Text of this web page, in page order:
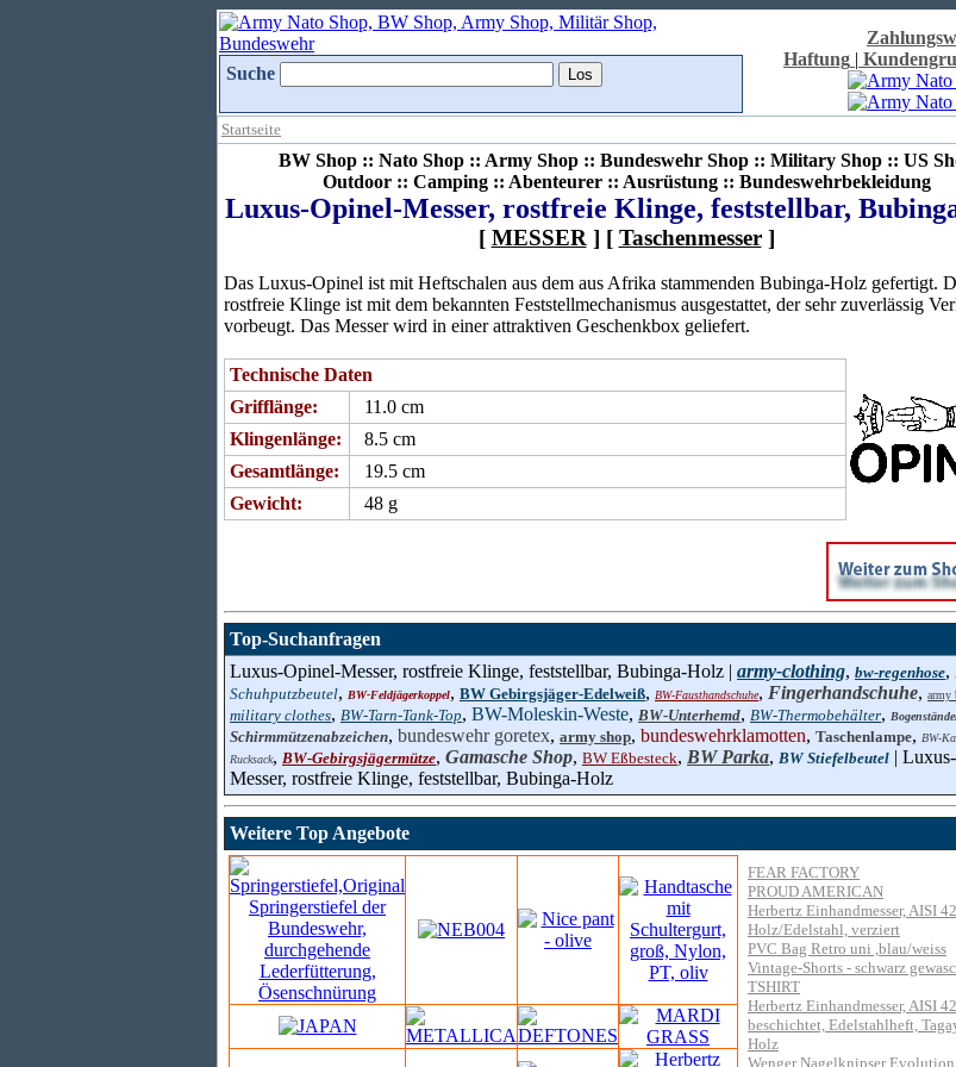
Suche
Haftung |
Startseite
BW Shop :: Nato Shop :: Army Shop :: Bundeswehr Shop :: Military Shop :: US
Outdoor :: Camping :: Abenteurer :: Ausrüstung :: Bundeswehrbekleidung
Luxus-Opinel-Messer, rostfreie Klinge, feststellbar,
[ MESSER ] [ Taschenmesser]
Das Luxus-Opinel ist mit Heftschalen aus dem aus Afrika stammenden Bubinga-Holz gefertigt.
rostfreie Klinge ist mit dem bekannten Feststellmechanismus ausgestattet, der sehr zuverlässig
vorbeugt. Das Messer wird in einer attraktiven Geschenkbox geliefert.
Technische Daten
Grifflänge:
11.0 cm
Klingenlänge:
8.5 cm
Gesamtlänge:
19.5 cm
Gewicht:
48 g
Top-Suchanfragen
Luxus-Opinel-Messer, rostfreie Klinge, feststellbar, Bubinga-Holz | army-clothing, bw-regenhose,
Schuhputzbeutel, BW-Feldjägerkoppel, BW Gebirgsjäger-Edelweiß, BW-Fausthandschuhe, Fingerhandschuhe, army
military clothes, BW-Tarn-Tank-Top, BW-Moleskin-Weste, BW-Unterhemd, BW-Thermobehälter,
Schirmmützenabzeichen, bundeswehr goretex, army shop, bundeswehrklamotten, Taschenlampe, BW-
Rucksack, BW-Gebirgsjägermütze, Gamasche Shop, BW Eßbesteck, BW Parka, BW Stiefelbeutel |
Messer, rostfreie Klinge, feststellbar, Bubinga-Holz
Weitere Top Angebote
FEAR FACTORY
PROUD AMERICAN
Herbertz Einhandmesser, AISI
Holz/Edelstahl, verziert
PVC Bag Retro uni ,blau/weiss
Vintage-Shorts - schwarz
TSHIRT
Herbertz Einhandmesser, AISI
beschichtet, Edelstahlheft,
Holz
Wenger Nagelknipser